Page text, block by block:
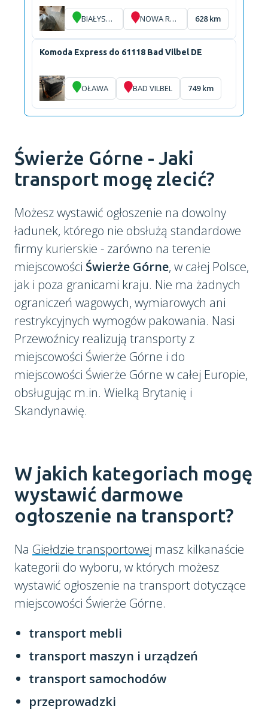
BIAŁYSTOK NOWA RUDA 628 km
Komoda Express do 61118 Bad Vilbel DE
OŁAWA BAD VILBEL 749 km
Świerże Górne - Jaki
transport mogę zlecić?
Możesz wystawić ogłoszenie na dowolny
ładunek, którego nie obsłużą standardowe
firmy kurierskie - zarówno na terenie
miejscowości Świerże Górne, w całej Polsce,
jak i poza granicami kraju. Nie ma żadnych
ograniczeń wagowych, wymiarowych ani
restrykcyjnych wymogów pakowania. Nasi
Przewoźnicy realizują transporty z
miejscowości Świerże Górne i do
miejscowości Świerże Górne w całej Europie,
obsługując m.in. Wielką Brytanię i
Skandynawię.
W jakich kategoriach mogę
wystawić darmowe
ogłoszenie na transport?
Na Giełdzie transportowej masz kilkanaście
kategorii do wyboru, w których możesz
wystawić ogłoszenie na transport dotyczące
miejscowości Świerże Górne.
transport mebli
transport maszyn i urządzeń
transport samochodów
przeprowadzki